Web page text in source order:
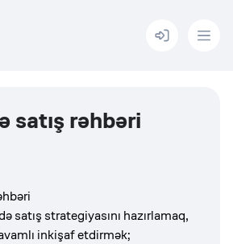
Menu
satış rəhbəri
satış strategiyasını hazırlamaq,
inkişaf etdirmək;